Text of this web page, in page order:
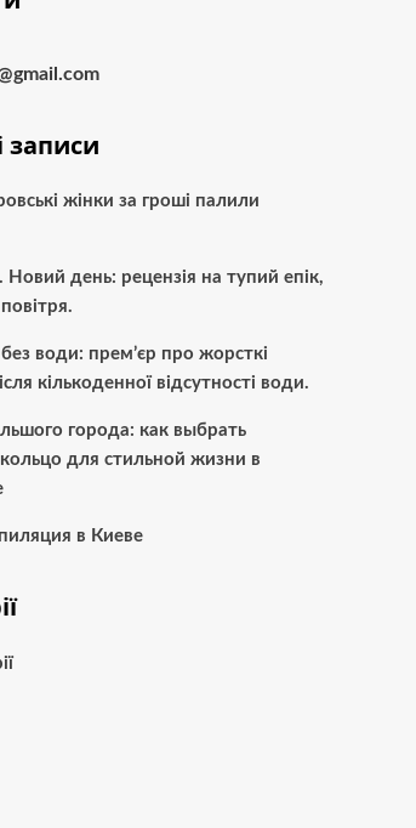
записи
жінки за гроші палили
Новий день: рецензія на тупий епік,
води: прем’єр про жорсткі
кількоденної відсутності води.
города: как выбрать
для стильной жизни в
в Киеве